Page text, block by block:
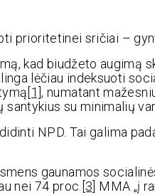
prioritetinei sričiai –
kad biudžeto augimą
lėčiau indeksuoti
[1], numatant
santykius su minimalių
NPD. Tai galima
gaunamos
nei 74 proc. [3] MMA „į